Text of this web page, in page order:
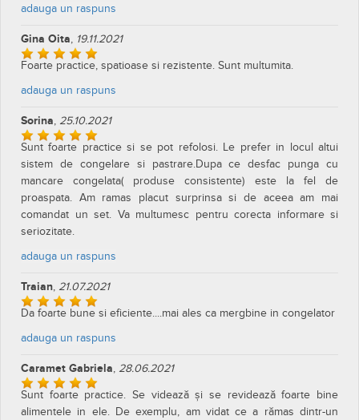
adauga un raspuns
Gina Oita, 19.11.2021
Foarte practice, spatioase si rezistente. Sunt multumita.
adauga un raspuns
Sorina, 25.10.2021
Sunt foarte practice si se pot refolosi. Le prefer in locul altui
sistem de congelare si pastrare.Dupa ce desfac punga cu
mancare congelata( produse consistente) este la fel de
proaspata. Am ramas placut surprinsa si de aceea am mai
comandat un set. Va multumesc pentru corecta informare si
seriozitate.
adauga un raspuns
Traian, 21.07.2021
Da foarte bune si eficiente....mai ales ca mergbine in congelator
adauga un raspuns
Caramet Gabriela, 28.06.2021
Sunt foarte practice. Se videază și se revidează foarte bine
alimentele in ele. De exemplu, am vidat ce a rămas dintr-un